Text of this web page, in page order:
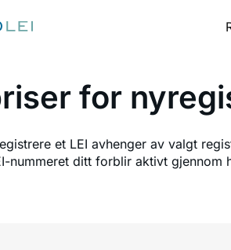
for
et LEI avhenger av valgt
nummeret ditt forblir aktivt gjennom